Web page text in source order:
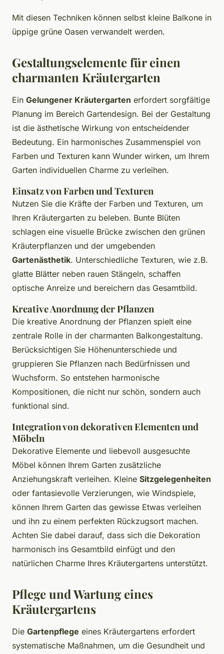
Mit diesen Techniken können selbst kleine Balkone in
üppige grüne Oasen verwandelt werden.
Gestaltungselemente für einen
charmanten Kräutergarten
Ein Gelungener Kräutergarten erfordert sorgfältige
Planung im Bereich Gartendesign. Bei der Gestaltung
ist die ästhetische Wirkung von entscheidender
Bedeutung. Ein harmonisches Zusammenspiel von
Farben und Texturen kann Wunder wirken, um Ihrem
Garten individuellen Charme zu verleihen.
Einsatz von Farben und Texturen
Nutzen Sie die Kräfte der Farben und Texturen, um
Ihren Kräutergarten zu beleben. Bunte Blüten
schlagen eine visuelle Brücke zwischen den grünen
Kräuterpflanzen und der umgebenden
Gartenästhetik. Unterschiedliche Texturen, wie z.B.
glatte Blätter neben rauen Stängeln, schaffen
optische Anreize und bereichern das Gesamtbild.
Kreative Anordnung der Pflanzen
Die kreative Anordnung der Pflanzen spielt eine
zentrale Rolle in der charmanten Balkongestaltung.
Berücksichtigen Sie Höhenunterschiede und
gruppieren Sie Pflanzen nach Bedürfnissen und
Wuchsform. So entstehen harmonische
Kompositionen, die nicht nur schön, sondern auch
funktional sind.
Integration von dekorativen Elementen und
Möbeln
Dekorative Elemente und liebevoll ausgesuchte
Möbel können Ihrem Garten zusätzliche
Anziehungskraft verleihen. Kleine Sitzgelegenheiten
oder fantasievolle Verzierungen, wie Windspiele,
können Ihrem Garten das gewisse Etwas verleihen
und ihn zu einem perfekten Rückzugsort machen.
Achten Sie dabei darauf, dass sich die Dekoration
harmonisch ins Gesamtbild einfügt und den
natürlichen Charme Ihres Kräutergartens unterstützt.
Pflege und Wartung eines
Kräutergartens
Die Gartenpflege eines Kräutergartens erfordert
systematische Maßnahmen, um die Gesundheit und